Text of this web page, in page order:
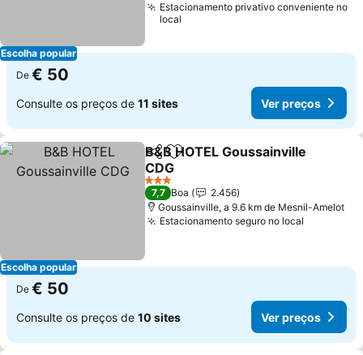
Escolha popular
Estacionamento privativo conveniente no
local
De € 50
Consulte os preços de 11 sites Ver preços
Escolha popular
PartilharAdicionar aos favoritos
B&B HOTEL Goussainville
CDG
Ver preços
3 Estrelas
7,7 Boa
2.456
Goussainville, a 9.6 km de Mesnil-Amelot
Estacionamento seguro no local
De € 50
Consulte os preços de 10 sites Ver preços